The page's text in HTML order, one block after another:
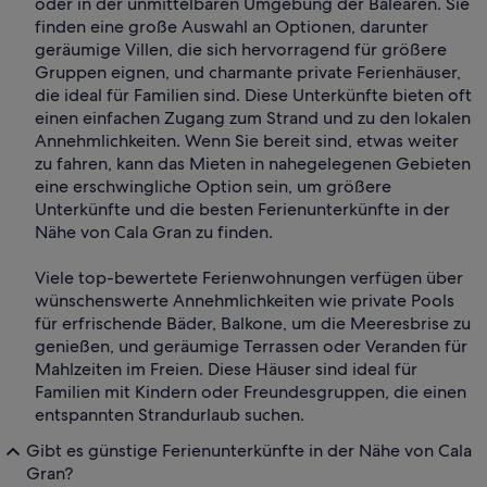
finden eine große Auswahl an Optionen, darunter
geräumige Villen, die sich hervorragend für größere
Gruppen eignen, und charmante private Ferienhäuser,
die ideal für Familien sind. Diese Unterkünfte bieten oft
einen einfachen Zugang zum Strand und zu den lokalen
Annehmlichkeiten. Wenn Sie bereit sind, etwas weiter
zu fahren, kann das Mieten in nahegelegenen Gebieten
eine erschwingliche Option sein, um größere
Unterkünfte und die besten Ferienunterkünfte in der
Nähe von Cala Gran zu finden.
Viele top-bewertete Ferienwohnungen verfügen über
wünschenswerte Annehmlichkeiten wie private Pools
für erfrischende Bäder, Balkone, um die Meeresbrise zu
genießen, und geräumige Terrassen oder Veranden für
Mahlzeiten im Freien. Diese Häuser sind ideal für
Familien mit Kindern oder Freundesgruppen, die einen
entspannten Strandurlaub suchen.
Gibt es günstige Ferienunterkünfte in der Nähe von Cala
Gran?